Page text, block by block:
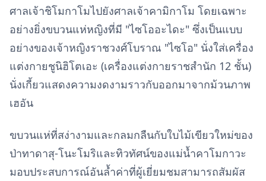
ศาลเจ้าชิโมกาโมไปยังศาลเจ้าคามิกาโม โดยเฉพาะ
อย่างยิ่งขบวนแห่หญิงที่มี "ไซโออะไดะ" ซึ่งเป็นแบบ
อย่างของเจ้าหญิงราชวงศ์โบราณ "ไซโอ" นั่งใส่เครื่อง
แต่งกายชูนิฮิโตเอะ (เครื่องแต่งกายราชสำนัก 12 ชั้น)
นั่งเกี้ยวแสดงความงดงามราวกับออกมาจากม้วนภาพ
เฮอัน
ขบวนแห่ที่สง่างามและกลมกลืนกับใบไม้เขียวใหม่ของ
ป่าทาดาสุ-โนะโมริและทิวทัศน์ของแม่น้ำคาโมกาวะ
มอบประสบการณ์อันล้ำค่าที่ผู้เยี่ยมชมสามารถสัมผัส